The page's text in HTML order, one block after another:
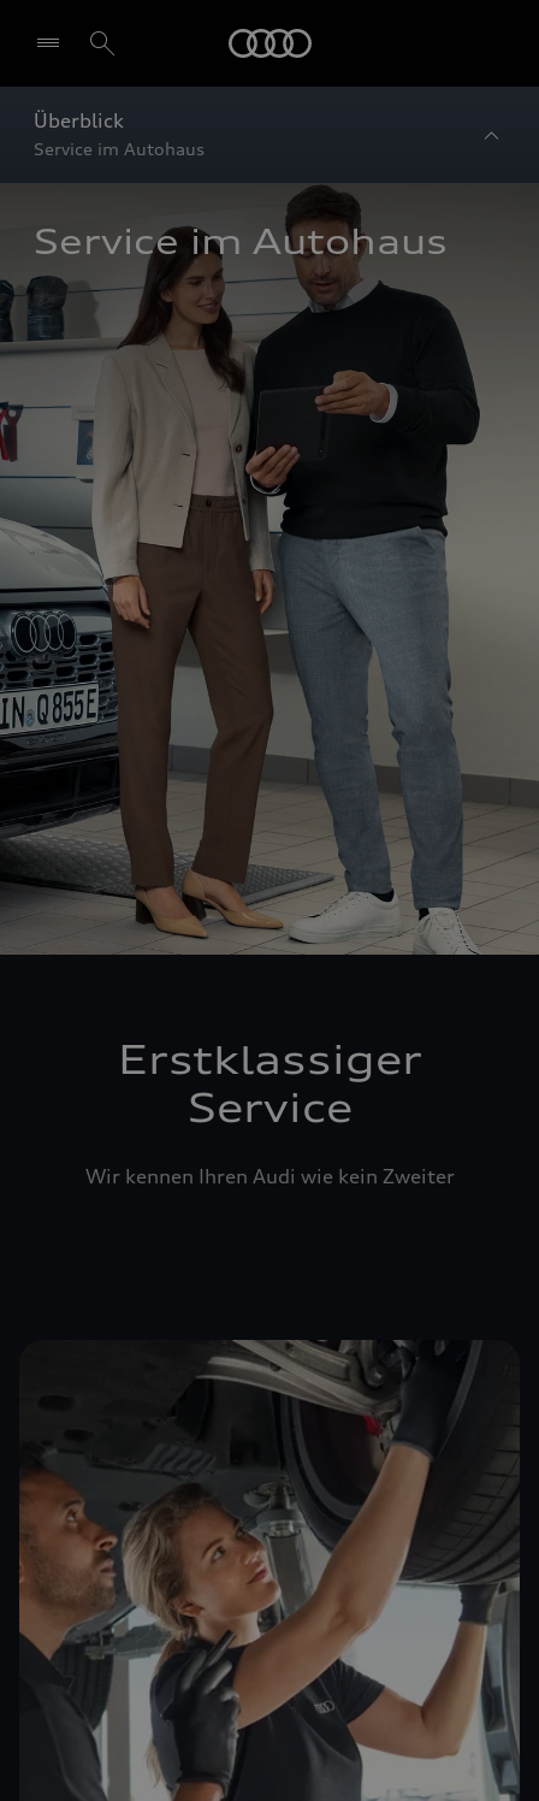
Überblick
Service im Autohaus
Service im Autohaus
Erstklassiger
Service
Wir kennen Ihren Audi wie kein Zweiter